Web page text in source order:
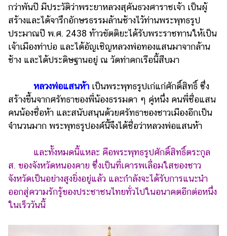
กว่าพันปี มีประวัติว่าพระยาหลวงสุคันธวงศาราชเจ้า เป็นผู้
สร้างและได้จารึกอักษรธรรมล้านช้างไว้ท่านพระพุทธรูป
ประมาณปี พ.ศ. 2438 ท้าวขัตติยะได้รับพระราชทานให้เป็น
เจ้าเมืองท่าบ่อ และได้อัญเชิญหลวงพ่อทองแสนมาจากล้าน
ช้าง และได้ประดิษฐานอยู่ ณ วัดท่าคกเรือนี้สืบมา
หลวงพ่อแสนห้า เป็นพระพุทธรูปเก่แก่ศักดิ์สิทธิ์ ซึ่ง
สร้างขึ้นจากศรัทธาของพี่น้องธรรมดา ๆ คู่หนึ่ง คนพี่ชื่อแสน
คนน้องชื่อห้า และสนับสนุนด้วยศรัทธาของชาวเมืองอีกเป็น
จำนวนมาก พระพุทธรูปองค์นี้จึงได้ชื่อว่าหลวงพ่อแสนห้า
และทั้งหมดนี้แหละ คือพระพุทธรูปศักดิ์สิทธิ์ตระกูล
ส. ของจังหวัดหนองคาย ซึ่งเป็นที่เคารพเลื่อมใสของชาว
จังหวัดเป็นอย่างสูงยิ่งอยู่แล้ว และกำลังจะได้รับการแนะนำ
ออกสู่ความรักรู้ของประชาชนไทยทั่วไปในอนาคตอีกต่อหนึ่ง
ในเร็ววันนี้